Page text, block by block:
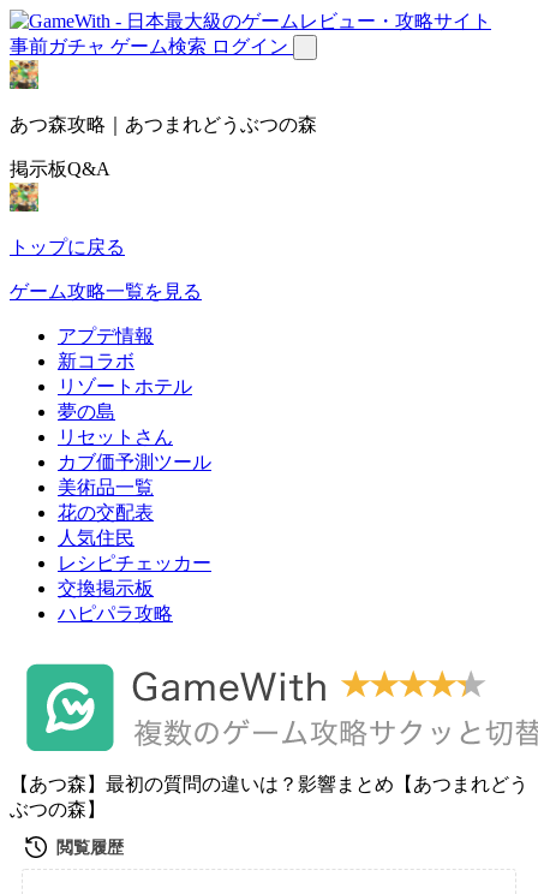
事前ガチャ ゲーム検索 ログイン
あつ森攻略｜あつまれどうぶつの森
掲示板Q&A
トップに戻る
ゲーム攻略一覧を見る
アプデ情報
新コラボ
リゾートホテル
夢の島
リセットさん
カブ価予測ツール
美術品一覧
花の交配表
人気住民
レシピチェッカー
交換掲示板
ハピパラ攻略
【あつ森】最初の質問の違いは？影響まとめ【あつまれどう
ぶつの森】